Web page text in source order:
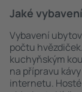
Jaké
Vybavení
počtu
kuchyňským
na přípravu
internetu.